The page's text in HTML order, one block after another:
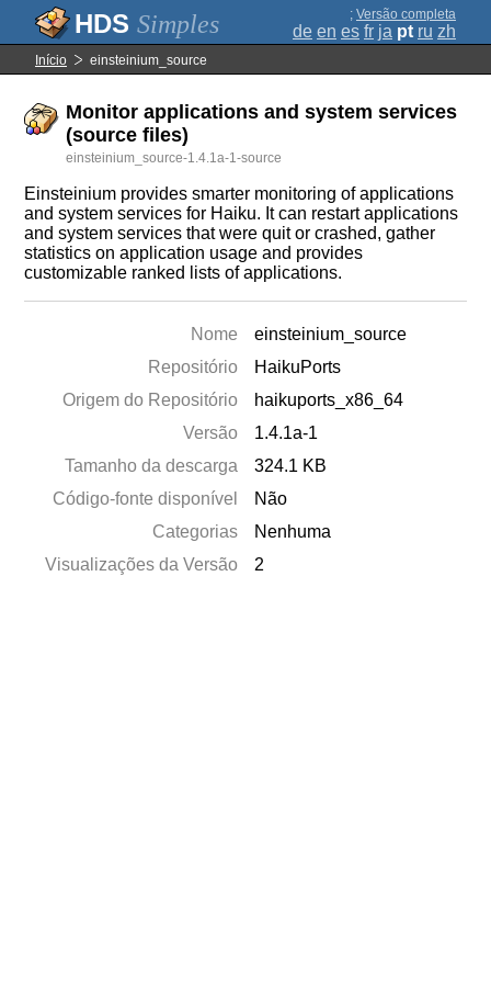
Simples ; Versão completa
de en es fr ja pt ru zh
Início einsteinium_source
Monitor applications and system services
(source files)
einsteinium_source-1.4.1a-1-source
Einsteinium provides smarter monitoring of applications
and system services for Haiku. It can restart applications
and system services that were quit or crashed, gather
statistics on application usage and provides
customizable ranked lists of applications.
Nome
einsteinium_source
Repositório
HaikuPorts
Origem do Repositório
haikuports_x86_64
Versão
1.4.1a-1
Tamanho da descarga
324.1 KB
Código-fonte disponível
Não
Categorias
Nenhuma
Visualizações da Versão
2